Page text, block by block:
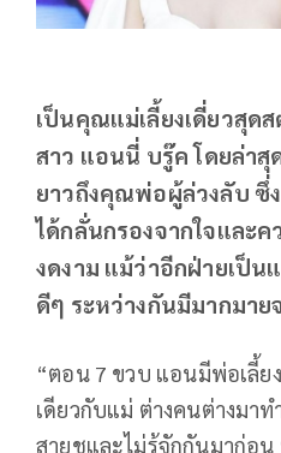
เป็นคุณแม่เลี้ยงเดี่ยวสุด
สาว แอนนี่ บรู๊ค โดยล่า
ยาวถึงคุณพ่อผู้ล่วงลับ ซึ่
ได้กลั่นกรองจากใจและ
งดงาม แม้ว่าอีกฝ่ายเป็น
ดีๆ ระหว่างกันมีมากมาย
“ตอน 7 ขวบ แอนมีพ่อเลี้ย
เดียวกับแม่ ต่างคนต่างมาท
สายชูและไม่รู้จักกันมาก่อ